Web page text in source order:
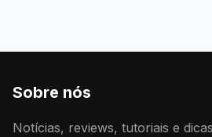
Sobre nós
Notícias, reviews, tutoriais e